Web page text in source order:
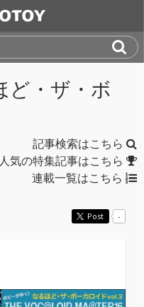
ど・ザ・ボ
記事検索はこちら
人気の特集記事はこちら
連載一覧はこちら
Post -